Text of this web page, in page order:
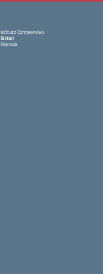
Istituto Comprensivo
Sirtori
Marsala